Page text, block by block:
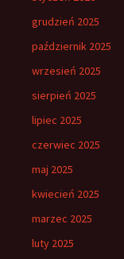
grudzień 2025
październik 2025
wrzesień 2025
sierpień 2025
lipiec 2025
czerwiec 2025
maj 2025
kwiecień 2025
marzec 2025
luty 2025